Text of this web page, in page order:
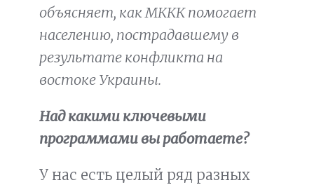
объясняет, как МККК помогает
населению, пострадавшему в
результате конфликта на
востоке Украины.
Над какими ключевыми
программами вы работаете?
У нас есть целый ряд разных